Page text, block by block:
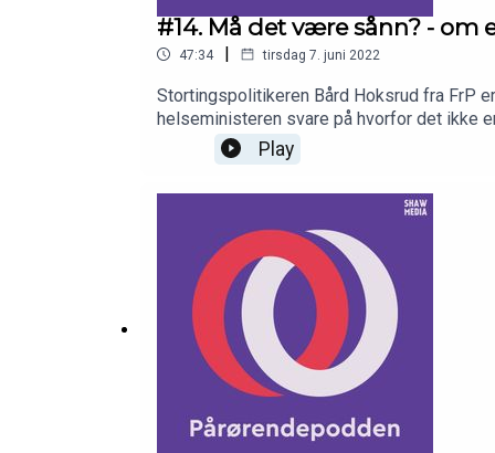
#14. Må det være sånn? -
47:34 | tirsdag 7. juni 2022
Stortingspolitikeren Bård Hoksrud fra FrP
helseministeren svare på hvorfor det ikke
eller å slutte i arbeid? Vi tar praten om
Torgunn.Bedrekommune.no tar pulsen på
fra Pårørendealliansen.DEL DIN MENING,
Media.www.shawmedia.no
Play